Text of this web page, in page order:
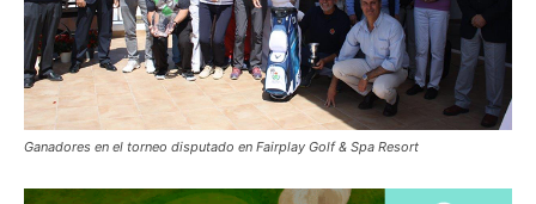
Ganadores en el torneo disputado en Fairplay Golf & Spa Resort